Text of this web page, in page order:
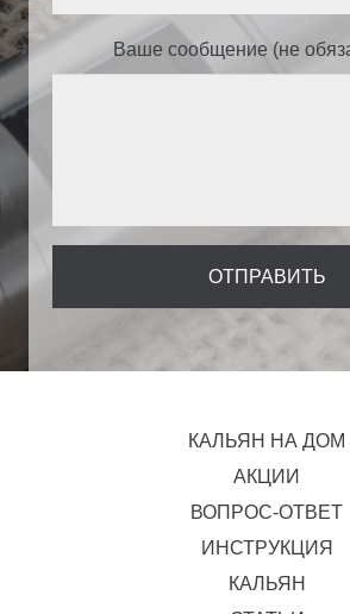
Ваше сообщение (не
КАЛЬЯН НА ДОМ
АКЦИИ
ВОПРОС-ОТВЕТ
ИНСТРУКЦИЯ
КАЛЬЯН